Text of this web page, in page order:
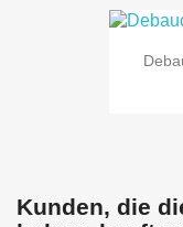
Kunden, die